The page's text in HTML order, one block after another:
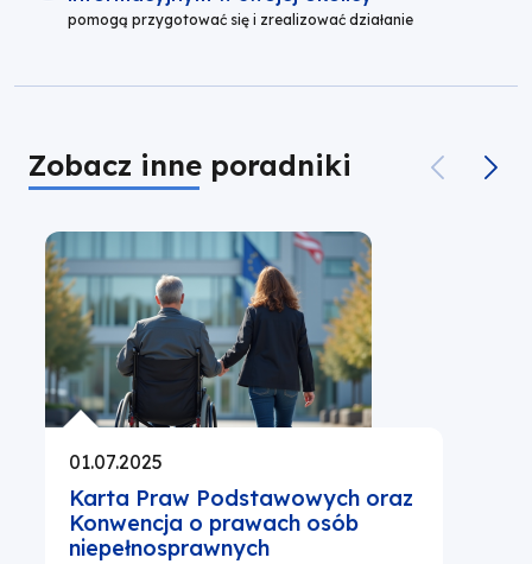
pomogą przygotować się i zrealizować działanie
Zobacz inne poradniki
01.07.2025
Karta Praw Podstawowych oraz
Konwencja o prawach osób
niepełnosprawnych